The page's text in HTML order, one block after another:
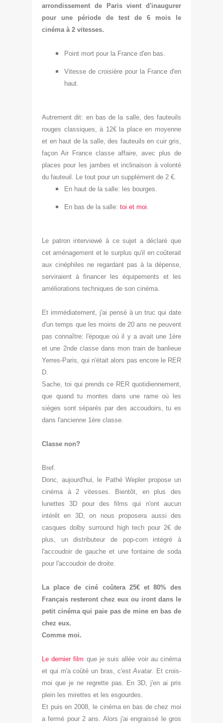
arrondissement de Paris vient d'inaugurer
pour une période de test de 6 mois le
cinéma à 2 vitesses.
Point mort pour la France d'en bas.
Vitesse de croisière pour la France d'en
haut.
Autrement dit: en bas de la salle, des fauteuils
rouges classiques, à 12€ la place en moyenne
et en haut de la salle, des fauteuils en cuir gris,
façon Air France classe affaire, avec plus de
places pour les jambes et inclinaison à volonté
du fauteuil.
Le tout pour un supplément de 2 €.
En haut de la salle: les bourges.
En bas de la salle: toi et moi
Le patron interviewé à ce sujet a déclaré que
cet aménagement et le surplus qu'il en coûterait
aux cinéphiles ne regardant pas à la dépense,
serviraient à financer les équipements et les
améliorations techniques de son cinéma.
Et immédiatement, j'ai pensé à un truc qui date
d'un temps que les moins de 20 ans ne peuvent
pas connaître: l'époque où il y a avait une 1ère
et une 2nde classe dans mon train de ban lieue
Yerres-Paris, qui n'était alors pas encore le RER
D.
Sache, toi qui prends ce RER quotidiennement,
que quand tu montes dans une rame où les
sièges sont séparés par des accoudoirs, tu es
dans l'ancienne 1ère classe.
Classe non?
Bref.
Donc, aujourd'hui, le Pathé Wepler propose un
cinéma à 2 vitesses. Bientôt, en plus des
lunettes 3D pour des films qui n'ont aucun
intérêt en 3D, on nous proposera aussi des
casques dolby surround high tech pour 2€ de
plus, un distributeur de pop-corn intégréà
l'accoudoir de gauche et une fontaine de soda
pour l'accoudoir de droite.
La place de ciné coûtera 25€ et 80% des
Français resteront chez eux ou iront dans le
petit cinéma qui paie pas de mine en bas de
chez eux.
Comme moi.
Le dernier film que je suis allée voir au cinéma
et qui m'a coûté un bras, c'estAvatar. Et crois-
moi que je ne regrette pas. En 3D, j'en ai pris
plein les mirettes et les esgourdes.
Et puis en 2008, le cinéma en bas de chez moi
a fermé pour 2 ans. Alors j'ai engraissé le gros